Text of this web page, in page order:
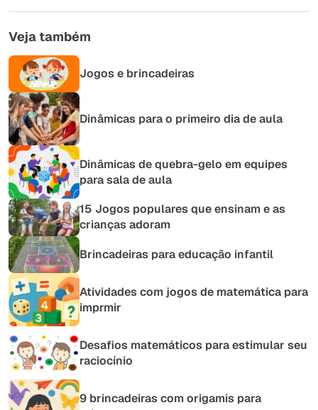
Veja também
Jogos e brincadeiras
Dinâmicas para o primeiro dia de aula
Dinâmicas de quebra-gelo em equipes
para sala de aula
15 Jogos populares que ensinam e as
crianças adoram
Brincadeiras para educação infantil
Atividades com jogos de matemática para
imprmir
Desafios matemáticos para estimular seu
raciocínio
9 brincadeiras com origamis para